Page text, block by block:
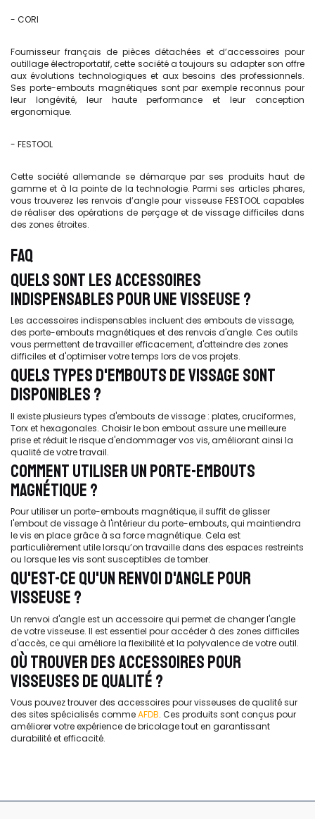
- CORI
Fournisseur français de pièces détachées et d’accessoires pour
outillage électroportatif, cette société a toujours su adapter son offre
aux évolutions technologiques et aux besoins des professionnels.
Ses porte-embouts magnétiques sont par exemple reconnus pour
leur longévité, leur haute performance et leur conception
ergonomique.
- FESTOOL
Cette société allemande se démarque par ses produits haut de
gamme et à la pointe de la technologie. Parmi ses articles phares,
vous trouverez les renvois d’angle pour visseuse FESTOOL capables
de réaliser des opérations de perçage et de vissage difficiles dans
des zones étroites.
FAQ
QUELS SONT LES ACCESSOIRES
INDISPENSABLES POUR UNE VISSEUSE ?
Les accessoires indispensables incluent des embouts de vissage,
des porte-embouts magnétiques et des renvois d'angle. Ces outils
vous permettent de travailler efficacement, d'atteindre des zones
difficiles et d'optimiser votre temps lors de vos projets.
QUELS TYPES D'EMBOUTS DE VISSAGE SONT
DISPONIBLES ?
Il existe plusieurs types d'embouts de vissage : plates, cruciformes,
Torx et hexagonales. Choisir le bon embout assure une meilleure
prise et réduit le risque d'endommager vos vis, améliorant ainsi la
qualité de votre travail.
COMMENT UTILISER UN PORTE-EMBOUTS
MAGNÉTIQUE ?
Pour utiliser un porte-embouts magnétique, il suffit de glisser
l'embout de vissage à l'intérieur du porte-embouts, qui maintiendra
le vis en place grâce à sa force magnétique. Cela est
particulièrement utile lorsqu’on travaille dans des espaces restreints
ou lorsque les vis sont susceptibles de tomber.
QU'EST-CE QU'UN RENVOI D'ANGLE POUR
VISSEUSE ?
Un renvoi d'angle est un accessoire qui permet de changer l'angle
de votre visseuse. Il est essentiel pour accéder à des zones difficiles
d'accès, ce qui améliore la flexibilité et la polyvalence de votre outil.
OÙ TROUVER DES ACCESSOIRES POUR
VISSEUSES DE QUALITÉ ?
Vous pouvez trouver des accessoires pour visseuses de qualité sur
des sites spécialisés commeAFDB. Ces produits sont conçus pour
améliorer votre expérience de bricolage tout en garantissant
durabilité et efficacité.